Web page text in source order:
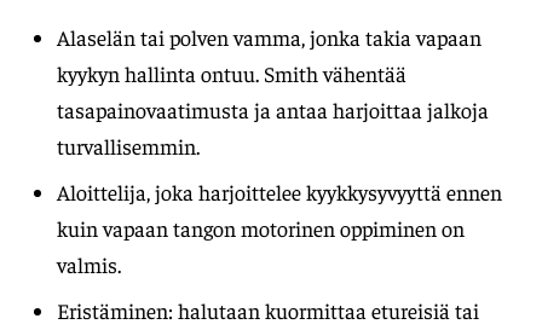
Alaselän tai polven vamma, jonka takia vapaan
kyykyn hallinta ontuu. Smith vähentää
tasapainovaatimusta ja antaa harjoittaa jalkoja
turvallisemmin.
Aloittelija, joka harjoittelee kyykkysyvyyttä ennen
kuin vapaan tangon motorinen oppiminen on
valmis.
Eristäminen: halutaan kuormittaa etureisiä tai